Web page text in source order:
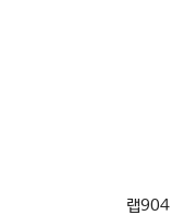
랩904